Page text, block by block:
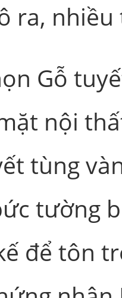
ra, nhiều
Gỗ
nội
tùng
tường
để tôn